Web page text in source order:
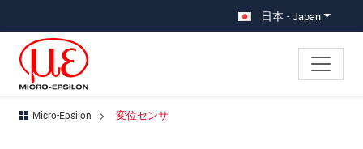
日本 - Japan
Micro-Epsilon 変位センサ